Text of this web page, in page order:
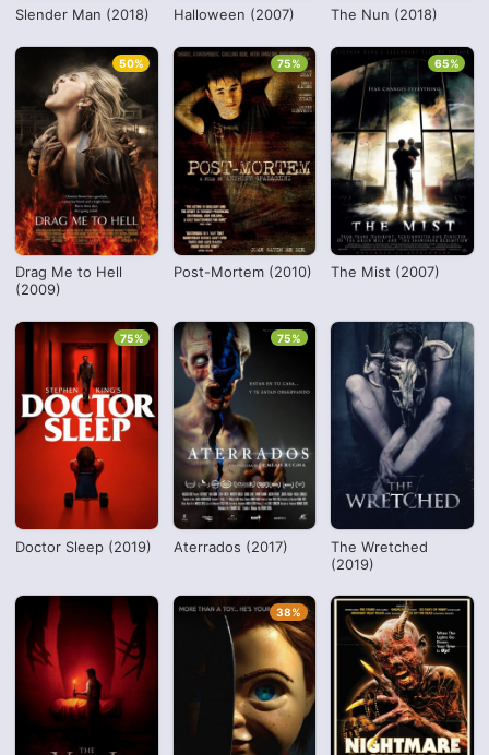
Slender Man (2018) Halloween (2007) The Nun (2018)
Drag Me to Hell
(2009)
50%
Post-Mortem (2010)
75%
The Mist (2007)
65%
Doctor Sleep (2019)
75%
Aterrados (2017)
75%
The Wretched
(2019)
38%